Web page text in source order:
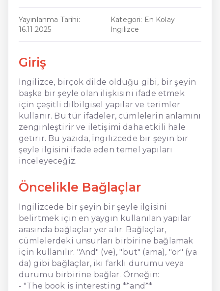
Yayınlanma Tarihi:
16.11.2025
Kategori: En Kolay
İngilizce
Giriş
İngilizce, birçok dilde olduğu gibi, bir şeyin
başka bir şeyle olan ilişkisini ifade etmek
için çeşitli dilbilgisel yapılar ve terimler
kullanır. Bu tür ifadeler, cümlelerin anlamını
zenginleştirir ve iletişimi daha etkili hale
getirir. Bu yazıda, İngilizcede bir şeyin bir
şeyle ilgisini ifade eden temel yapıları
inceleyeceğiz.
Öncelikle Bağlaçlar
İngilizcede bir şeyin bir şeyle ilgisini
belirtmek için en yaygın kullanılan yapılar
arasında bağlaçlar yer alır. Bağlaçlar,
cümlelerdeki unsurları birbirine bağlamak
için kullanılır. "And" (ve), "but" (ama), "or" (ya
da) gibi bağlaçlar, iki farklı durumu veya
durumu birbirine bağlar. Örneğin:
- "The book is interesting **and**